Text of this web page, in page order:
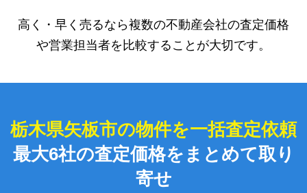
高く・早く売るなら複数の不動産会社の査定価格
や営業担当者を比較することが大切です。
栃木県矢板市の物件を一括査定依頼
最大6社の査定価格をまとめて取り
寄せ